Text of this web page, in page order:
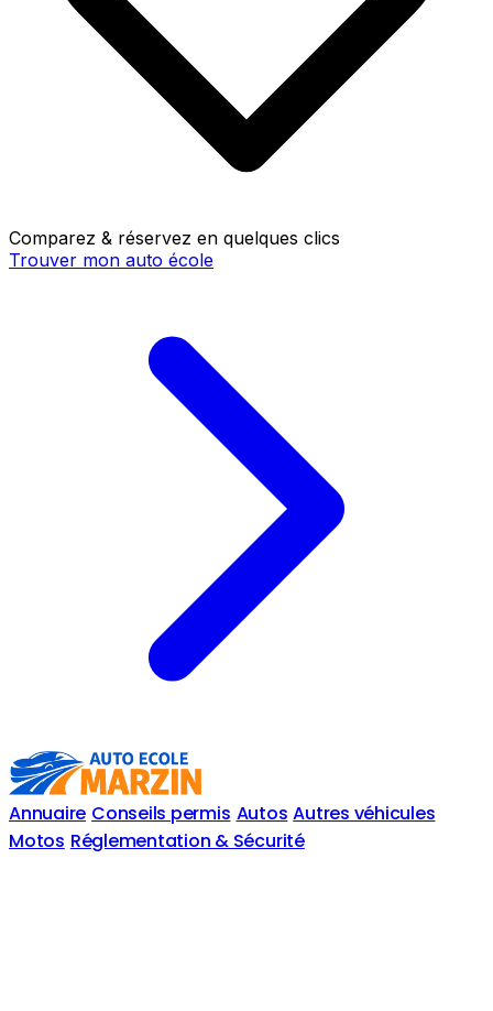
Comparez & réservez en quelques clics
Trouver mon auto école
Annuaire Conseils permis Autos Autres véhicules
Motos Réglementation & Sécurité